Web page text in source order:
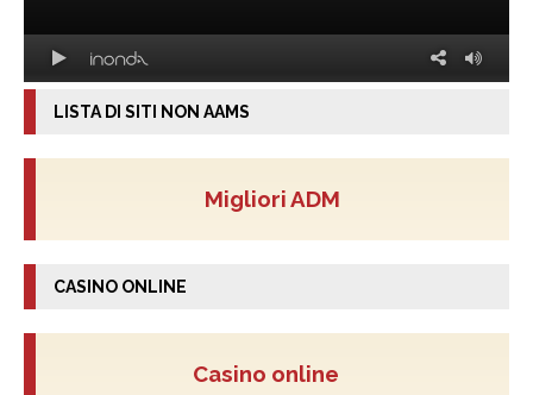
LISTA DI SITI NON AAMS
Migliori ADM
CASINO ONLINE
Casino online